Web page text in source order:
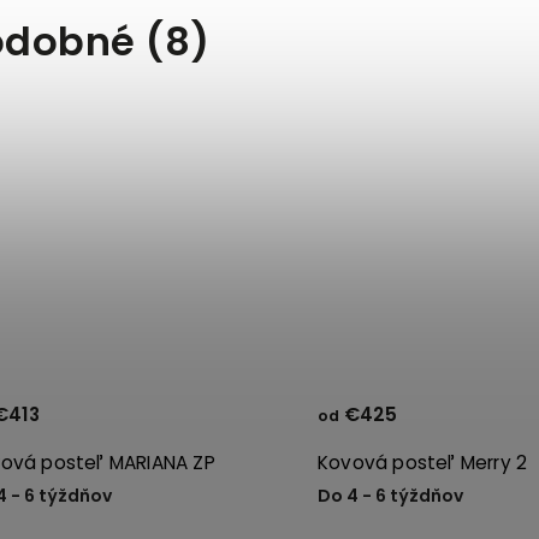
(8)
posteľ MARIANA ZP
- 6 týždňov
Kovová posteľ Merry 2
Do 4 - 6 týždňov
od €425